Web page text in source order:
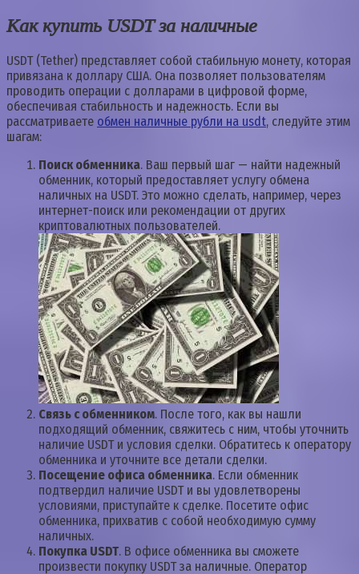
Как купить USDT за наличные
USDT (Tether) представляет собой стабильную монету, которая
привязана к доллару США. Она позволяет пользователям
проводить операции с долларами в цифровой форме,
обеспечивая стабильность и надежность. Если вы
рассматриваете обмен наличные рубли на usdt, следуйте этим
шагам:
Поиск обменника. Ваш первый шаг — найти надежный
обменник, который предоставляет услугу обмена
наличных на USDT. Это можно сделать, например, через
интернет-поиск или рекомендации от других
криптовалютных пользователей.
Связь с обменником. После того, как вы нашли
подходящий обменник, свяжитесь с ним, чтобы уточнить
наличие USDT и условия сделки. Обратитесь к оператору
обменника и уточните все детали сделки.
Посещение офиса обменника. Если обменник
подтвердил наличие USDT и вы удовлетворены
условиями, приступайте к сделке. Посетите офис
обменника, прихватив с собой необходимую сумму
наличных.
Покупка USDT. В офисе обменника вы сможете
произвести покупку USDT за наличные. Оператор